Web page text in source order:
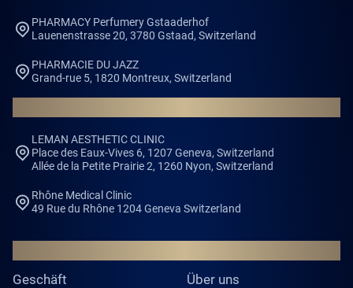
PHARMACY Perfumery Gstaaderhof
Lauenenstrasse 20, 3780 Gstaad, Switzerland
PHARMACIE DU JAZZ
Grand-rue 5, 1820 Montreux, Switzerland
LEMAN AESTHETIC CLINIC
Place des Eaux-Vives 6, 1207 Geneva, Switzerland
Allée de la Petite Prairie 2, 1260 Nyon, Switzerland
Rhône Medical Clinic
49 Rue du Rhône 1204 Geneva Switzerland
Geschäft
Über uns